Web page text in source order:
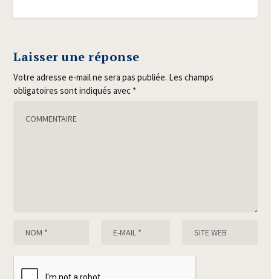
Laisser une réponse
Votre adresse e-mail ne sera pas publiée. Les champs
obligatoires sont indiqués avec *